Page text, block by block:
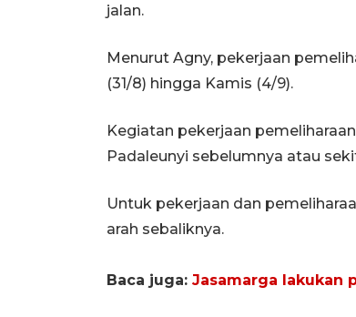
jalan.
Menurut Agny, pekerjaan
(31/8) hingga Kamis (4/9).
Kegiatan pekerjaan
Padaleunyi sebelumnya atau
Untuk pekerjaan dan
arah sebaliknya.
Baca juga: Jasamarga lakukan